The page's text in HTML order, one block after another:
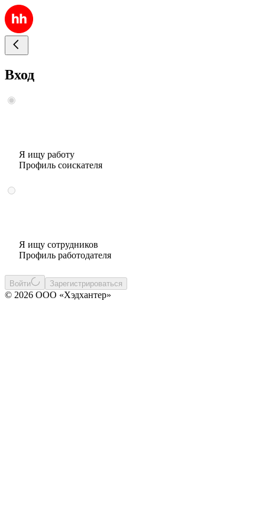
Вход
Я ищу работу
Профиль соискателя
Я ищу сотрудников
Профиль работодателя
Войти Зарегистрироваться
© 2026 ООО «Хэдхантер»